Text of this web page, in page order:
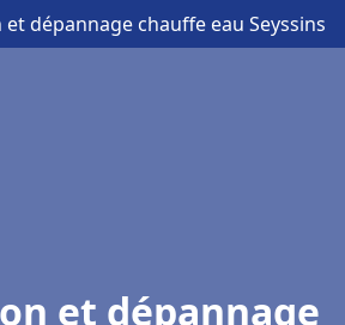
dépannage chauffe eau Seyssins
et dépannage